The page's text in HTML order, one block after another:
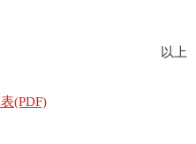
以上
(PDF)